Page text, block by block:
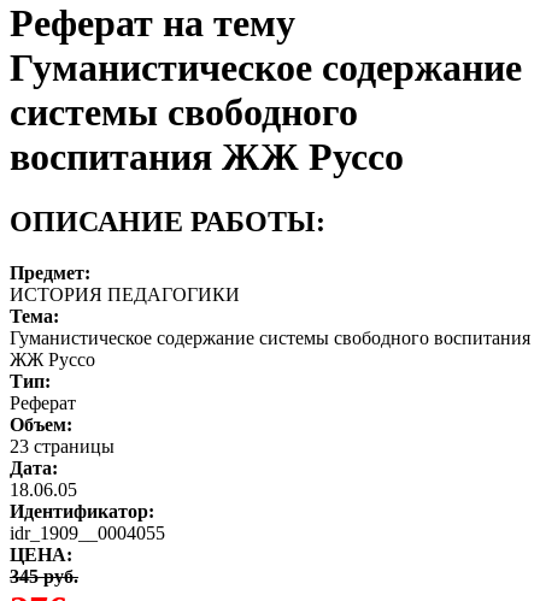
Реферат на тему
Гуманистическое содержание
системы свободного
воспитания ЖЖ Руссо
ОПИСАНИЕ РАБОТЫ:
Предмет:
ИСТОРИЯ ПЕДАГОГИКИ
Тема:
Гуманистическое содержание системы свободного воспитания
ЖЖ Руссо
Тип:
Реферат
Объем:
23 страницы
Дата:
18.06.05
Идентификатор:
idr_1909__0004055
ЦЕНА:
345 руб.